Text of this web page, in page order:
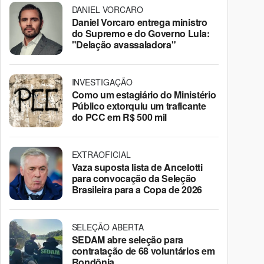
DANIEL VORCARO
Daniel Vorcaro entrega ministro
do Supremo e do Governo Lula:
"Delação avassaladora"
INVESTIGAÇÃO
Como um estagiário do Ministério
Público extorquiu um traficante
do PCC em R$ 500 mil
EXTRAOFICIAL
Vaza suposta lista de Ancelotti
para convocação da Seleção
Brasileira para a Copa de 2026
SELEÇÃO ABERTA
SEDAM abre seleção para
contratação de 68 voluntários em